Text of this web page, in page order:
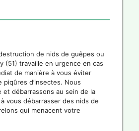
de nids de guêpes ou
(51) travaille en urgence en cas
de manière à vous éviter
piqûres d’insectes. Nous
débarrassons au sein de la
vous débarrasser des nids de
qui menacent votre